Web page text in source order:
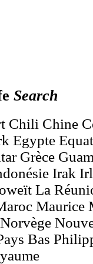
Search
Chili Chine
Egypte
Grèce
Irak
La
Maurice
Bas